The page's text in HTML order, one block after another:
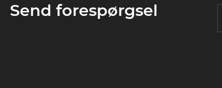
Send forespørgsel